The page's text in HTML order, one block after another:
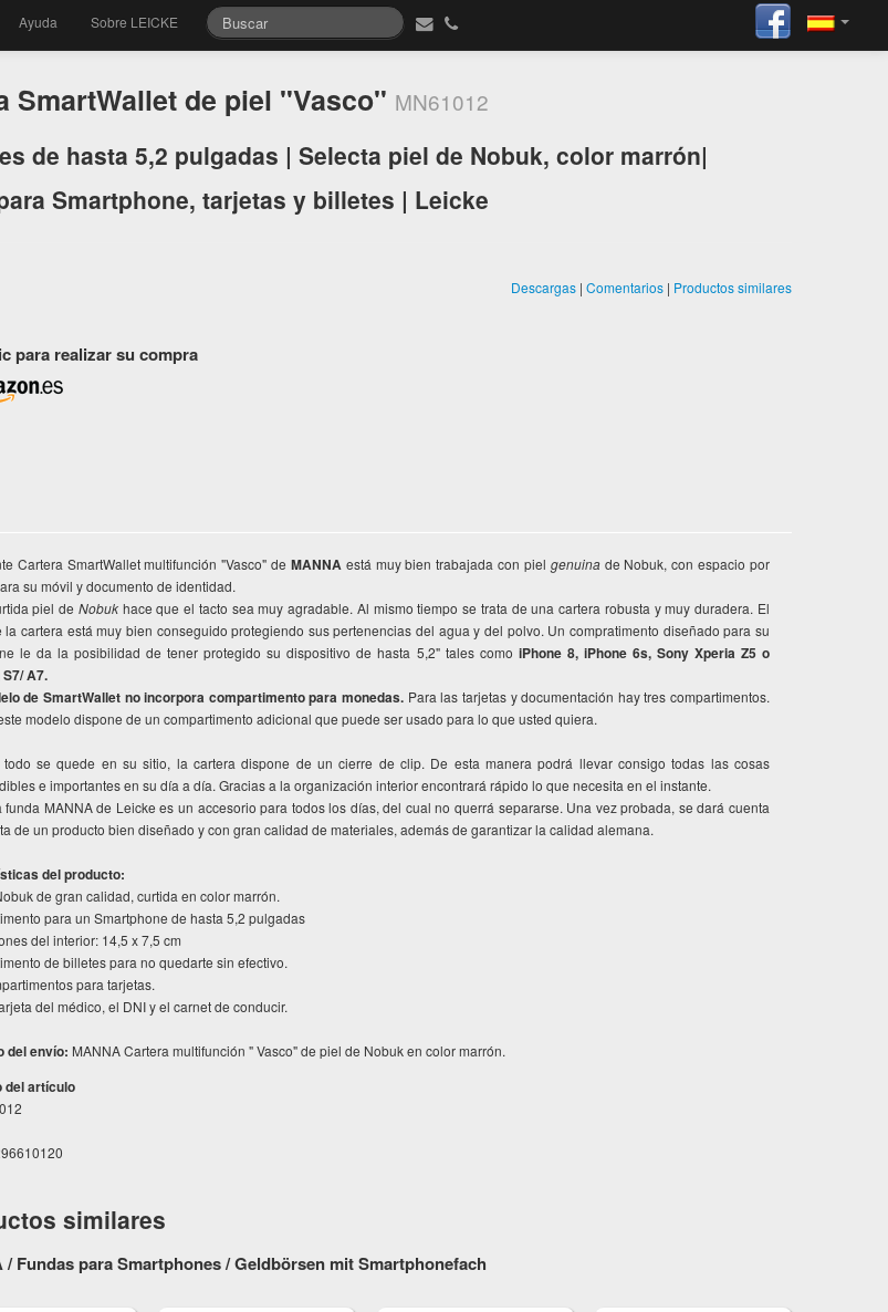
Ayuda Sobre LEICKE
SmartWallet de piel "Vasco" MN61012
de hasta 5,2 pulgadas | Selecta piel de Nobuk, color marrón|
Smartphone, tarjetas y billetes | Leicke
Descargas | Comentarios | Productos similares
para realizar su compra
Cartera SmartWallet multifunción "Vasco" de MANNA está muy bien trabajada con piel genuinade Nobuk, con espacio por
su móvil y documento de identidad.
piel de Nobukhace que el tacto sea muy agradable. Al mismo tiempo se trata de una cartera robusta y muy duradera. El
la cartera está muy bien conseguido protegiendo sus pertenencias del agua y del polvo. Un compratimento diseñado para su
le da la posibilidad de tener protegido su dispositivo de hasta 5,2" tales como iPhone 8, iPhone 6s, Sony Xperia Z5 o
A7.
de SmartWallet no incorpora compartimento para monedas. Para las tarjetas y documentación hay tres compartimentos.
modelo dispone de un compartimento adicional que puede ser usado para lo que usted quiera.
todo se quede en su sitio, la cartera dispone de un cierre de clip. De esta manera podrá llevar consigo todas las cosas
e importantes en su día a día. Gracias a la organización interior encontrará rápido lo que necesita en el instante.
funda MANNA de Leicke es un accesorio para todos los días, del cual no querrá separarse. Una vez probada, se dará cuenta
de un producto bien diseñado y con gran calidad de materiales, además de garantizar la calidad alemana.
del producto:
de gran calidad, curtida en color marrón.
para un Smartphone de hasta 5,2 pulgadas
del interior: 14,5 x 7,5 cm
de billetes para no quedarte sin efectivo.
para tarjetas.
del médico, el DNI y el carnet de conducir.
del envío: MANNA Cartera multifunción " Vasco" de piel de Nobuk en color marrón.
del artículo
similares
/ Fundas para Smartphones / Geldbörsen mit Smartphonefach